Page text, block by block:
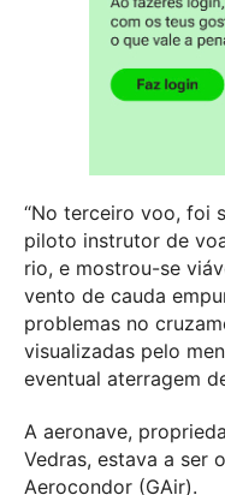
“No terceiro voo, foi
piloto instrutor de
rio, e mostrou-se
vento de cauda
problemas no
visualizadas pelo
eventual aterragem
A aeronave,
Vedras, estava a ser
Aerocondor (GAir).